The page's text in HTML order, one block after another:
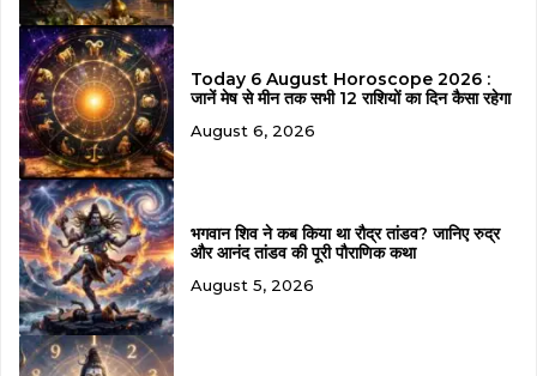
Today 6 August Horoscope 2026 :
जानें मेष से मीन तक सभी 12 राशियों का दिन कैसा रहेगा
August 6, 2026
भगवान शिव ने कब किया था रौद्र तांडव? जानिए रुद्र
और आनंद तांडव की पूरी पौराणिक कथा
August 5, 2026